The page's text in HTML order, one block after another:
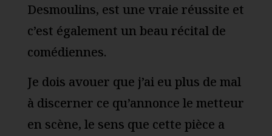
Desmoulins, est une vraie réussite et
c’est également un beau récital de
comédiennes.
Je dois avouer que j’ai eu plus de mal
à discerner ce qu’annonce le metteur
en scène, le sens que cette pièce a